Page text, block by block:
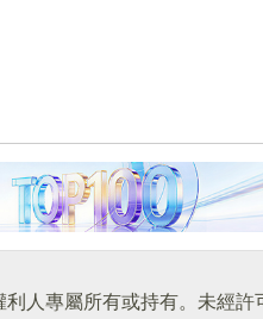
人專屬所有或持有。未經許